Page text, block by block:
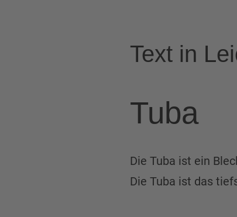
Text in
Tuba
Die Tuba ist ein
Die Tuba ist das